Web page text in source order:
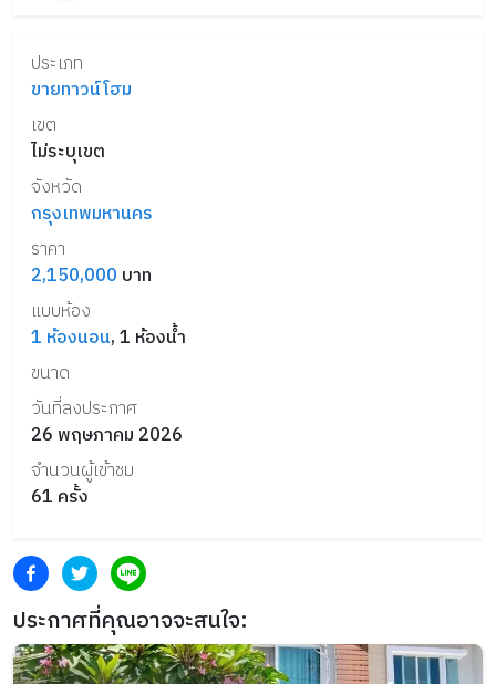
ประเภท
ขายทาวน์โฮม
เขต
ไม่ระบุเขต
จังหวัด
กรุงเทพมหานคร
ราคา
2,150,000 บาท
แบบห้อง
1 ห้องนอน,1 ห้องน้ำ
ขนาด
วันที่ลงประกาศ
26 พฤษภาคม 2026
จำนวนผู้เข้าชม
61 ครั้ง
ประกาศที่คุณอาจจะสนใจ: